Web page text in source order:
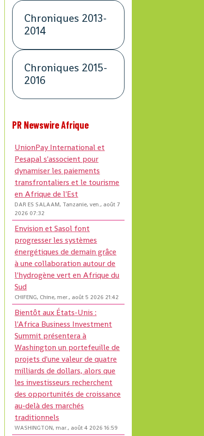
Chroniques 2013-
2014
Chroniques 2015-
2016
PR Newswire Afrique
UnionPay International et
Pesapal s'associent pour
dynamiser les paiements
transfrontaliers et le tourisme
en Afrique de l'Est
DAR ES SALAAM, Tanzanie, ven., août 7
2026 07:32
Envision et Sasol font
progresser les systèmes
énergétiques de demain grâce
à une collaboration autour de
l'hydrogène vert en Afrique du
Sud
CHIFENG, Chine, mer., août 5 2026 21:42
Bientôt aux États-Unis :
l'Africa Business Investment
Summit présentera à
Washington un portefeuille de
projets d'une valeur de quatre
milliards de dollars, alors que
les investisseurs recherchent
des opportunités de croissance
au-delà des marchés
traditionnels
WASHINGTON, mar., août 4 2026 16:59